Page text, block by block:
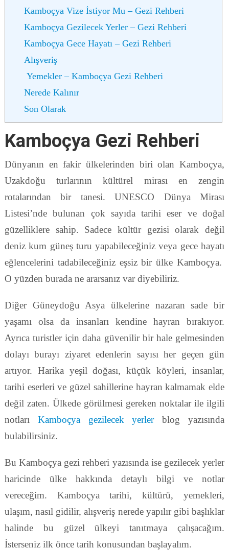
Kamboçya Vize İstiyor Mu – Gezi Rehberi
Kamboçya Gezilecek Yerler – Gezi Rehberi
Kamboçya Gece Hayatı – Gezi Rehberi
Alışveriş
Yemekler – Kamboçya Gezi Rehberi
Nerede Kalınır
Son Olarak
Kamboçya Gezi Rehberi
Dünyanın en fakir ülkelerinden biri olan Kamboçya,
Uzakdoğu turlarının kültürel mirası en zengin
rotalarından bir tanesi. UNESCO Dünya Mirası
Listesi’nde bulunan çok sayıda tarihi eser ve doğal
güzelliklere sahip. Sadece kültür gezisi olarak değil
deniz kum güneş turu yapabileceğiniz veya gece hayatı
eğlencelerini tadabileceğiniz eşsiz bir ülke Kamboçya.
O yüzden burada ne ararsanız var diyebiliriz.
Diğer Güneydoğu Asya ülkelerine nazaran sade bir
yaşamı olsa da insanları kendine hayran bırakıyor.
Ayrıca turistler için daha güvenilir bir hale gelmesinden
dolayı burayı ziyaret edenlerin sayısı her geçen gün
artıyor. Harika yeşil doğası, küçük köyleri, insanlar,
tarihi eserleri ve güzel sahillerine hayran kalmamak elde
değil zaten. Ülkede görülmesi gereken noktalar ile ilgili
notları Kamboçya gezilecek yerlerblog yazısında
bulabilirsiniz.
Bu Kamboçya gezi rehberi yazısında ise gezilecek yerler
haricinde ülke hakkında detaylı bilgi ve notlar
vereceğim. Kamboçya tarihi, kültürü, yemekleri,
ulaşım, nasıl gidilir, alışveriş nerede yapılır gibi başlıklar
halinde bu güzel ülkeyi tanıtmaya çalışacağım.
İsterseniz ilk önce tarih konusundan başlayalım.